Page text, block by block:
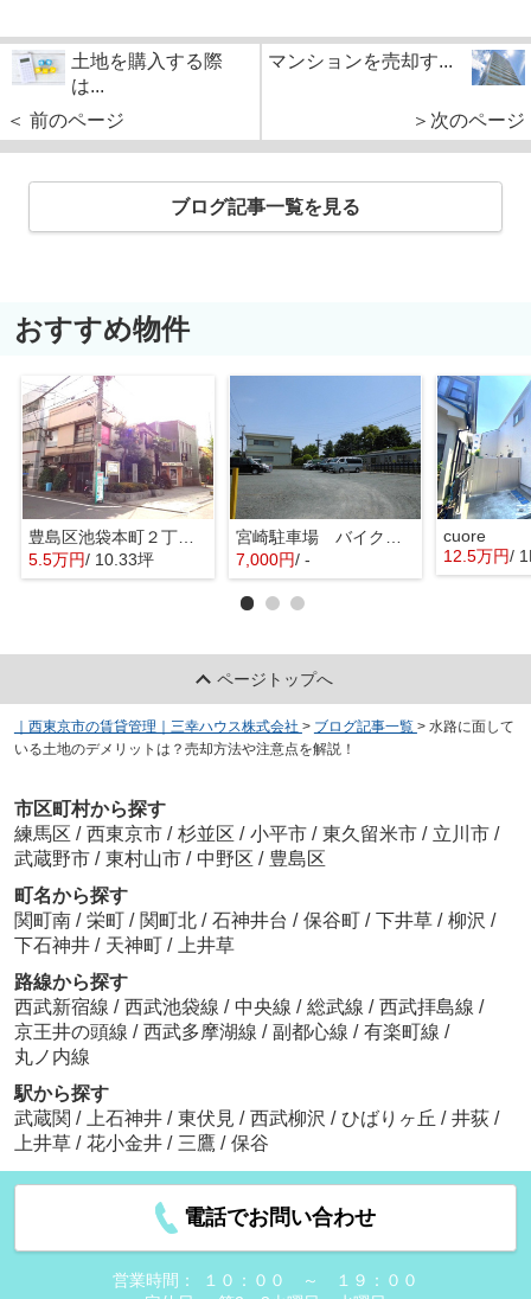
土地を購入する際
は...
＜ 前のページ
マンションを売却す...
＞次のページ
ブログ記事一覧を見る
おすすめ物件
豊島区池袋本町２丁目の倉庫
5.5万円/ 10.33坪
7,000円/ -
cuore
12.5万円/
ページトップへ
｜西東京市の賃貸管理｜三幸ハウス株式会社 > ブログ記事一覧 > 水路に面して
いる土地のデメリットは？売却方法や注意点を解説！
市区町村から探す
練馬区 / 西東京市 / 杉並区 / 小平市 / 東久留米市 / 立川市 /
武蔵野市 / 東村山市 / 中野区 / 豊島区
町名から探す
関町南 / 栄町 / 関町北 / 石神井台 / 保谷町 / 下井草 / 柳沢 /
下石神井 / 天神町 /
上井草
路線から探す
西武新宿線 / 西武池袋線 / 中央線 / 総武線 / 西武拝島線 /
京王井の頭線 / 西武多摩湖線 / 副都心線 / 有楽町線 /
丸ノ内線
駅から探す
武蔵関 / 上石神井 / 東伏見 / 西武柳沢 / ひばりヶ丘 / 井荻 /
上井草 / 花小金井 / 三鷹 / 保谷
電話でお問い合わせ
営業時間：
１０：００ ～ １９：００